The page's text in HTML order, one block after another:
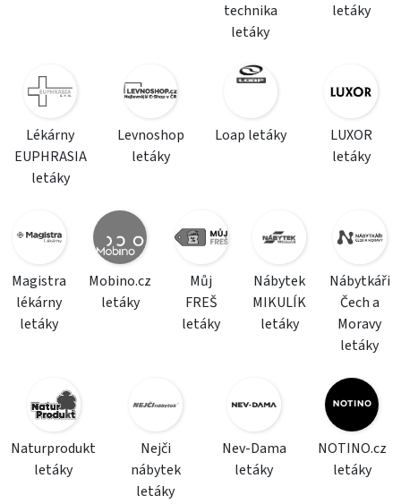
technika
letáky
letáky
Lékárny
EUPHRASIA
letáky
Levnoshop
letáky
Loap letáky
LUXOR
letáky
Magistra
lékárny
letáky
Mobino.cz
letáky
Můj
FREŠ
letáky
Nábytek
MIKULÍK
letáky
Nábytkáři
Čech a
Moravy
letáky
Naturprodukt
letáky
Nejči
nábytek
letáky
Nev-Dama
letáky
NOTINO.cz
letáky